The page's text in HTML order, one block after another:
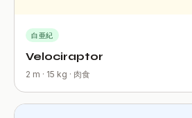
白亜紀
Velociraptor
2 m · 15 kg · 肉食